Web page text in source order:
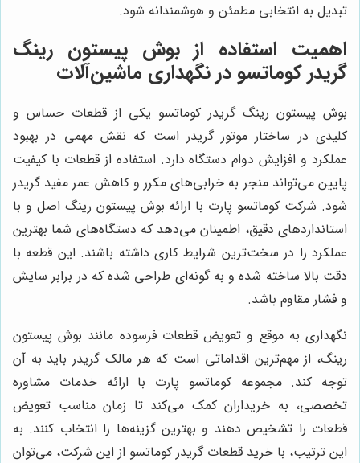
تبدیل به انتخابی مطمئن و هوشمندانه شود.
اهمیت استفاده از بوش پيستون رينگ
گريدر كوماتسو در نگهداری ماشین‌آلات
بوش پيستون رينگ گريدر كوماتسو یکی از قطعات حساس و
کلیدی در ساختار موتور گریدر است که نقش مهمی در بهبود
عملکرد و افزایش دوام دستگاه دارد. استفاده از قطعات با کیفیت
پایین می‌تواند منجر به خرابی‌های مکرر و کاهش عمر مفید گریدر
شود. شرکت کوماتسو پارت با ارائه بوش پيستون رينگ اصل و با
استانداردهای دقیق، اطمینان می‌دهد که دستگاه‌های شما بهترین
عملکرد را در سخت‌ترین شرایط کاری داشته باشند. این قطعه با
دقت بالا ساخته شده و به گونه‌ای طراحی شده که در برابر سایش
و فشار مقاوم باشد.
نگهداری به موقع و تعویض قطعات فرسوده مانند بوش پيستون
رينگ، از مهم‌ترین اقداماتی است که هر مالک گریدر باید به آن
توجه کند. مجموعه کوماتسو پارت با ارائه خدمات مشاوره
تخصصی، به خریداران کمک می‌کند تا زمان مناسب تعویض
قطعات را تشخیص دهند و بهترین گزینه‌ها را انتخاب کنند. به
این ترتیب، با خرید قطعات گریدر کوماتسو از این شرکت، می‌توان